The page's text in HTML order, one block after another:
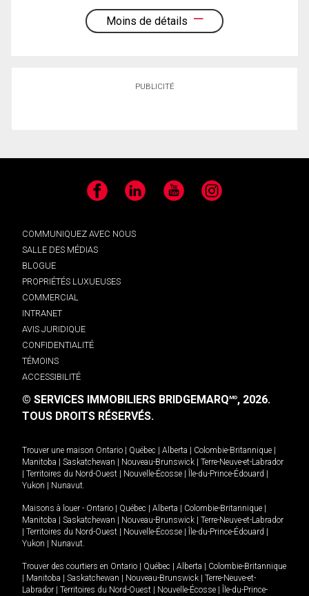
Moins de détails
PUBLICITÉ
Facebook LinkedIn YouTube Instagram
COMMUNIQUEZ AVEC NOUS
SALLE DES MÉDIAS
BLOGUE
PROPRIÉTÉS LUXUEUSES
COMMERCIAL
INTRANET
AVIS JURIDIQUE
CONFIDENTIALITÉ
TÉMOINS
ACCESSIBILITÉ
© SERVICES IMMOBILIERS BRIDGEMARQMD, 2026.
TOUS DROITS RÉSERVÉS.
Trouver une maison Ontario Québec Alberta Colombie-Britannique
Manitoba
Saskatchewan Nouveau-Brunswick
Terre-Neuve-et-Labrador
Territoires du Nord-Ouest Nouvelle-Écosse Île-du-Prince-Édouard
Yukon
Nunavut.
Maisons à louer - Ontario Québec Alberta Colombie-Britannique
Manitoba
Saskatchewan Nouveau-Brunswick
Terre-Neuve-et-Labrador
Territoires du Nord-Ouest Nouvelle-Écosse Île-du-Prince-Édouard
Yukon
Nunavut.
Trouver des courtiers en Ontario Québec Alberta
Colombie-Britannique
Manitoba Saskatchewan Nouveau-Brunswick
Terre-Neuve-et-
Labrador
Territoires du Nord-Ouest Nouvelle-Écosse
Île-du-Prince-